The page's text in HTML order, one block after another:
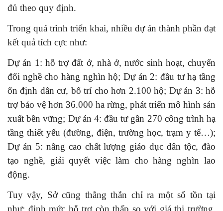
đủ theo quy định.
Trong quá trình triển khai, nhiều dự án thành phần đạt
kết quả tích cực như:
Dự án 1: hỗ trợ đất ở, nhà ở, nước sinh hoạt, chuyển
đổi nghề cho hàng nghìn hộ; Dự án 2: đầu tư hạ tầng
ổn định dân cư, bố trí cho hơn 2.100 hộ; Dự án 3: hỗ
trợ bảo vệ hơn 36.000 ha rừng, phát triển mô hình sản
xuất bền vững; Dự án 4: đầu tư gần 270 công trình hạ
tầng thiết yếu (đường, điện, trường học, trạm y tế…);
Dự án 5: nâng cao chất lượng giáo dục dân tộc, đào
tạo nghề, giải quyết việc làm cho hàng nghìn lao
động.
Tuy vậy, Sở cũng thẳng thắn chỉ ra một số tồn tại
như: định mức hỗ trợ còn thấp so với giá thị trường,